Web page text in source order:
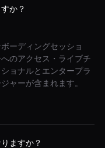
か？
ーディングセッショ
のアクセス・ライブチ
ョナルとエンタープラ
ャーが含まれます。
ますか？